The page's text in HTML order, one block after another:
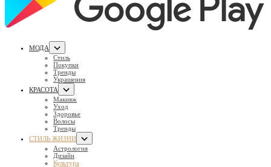
МОДА
Стиль
Покупки
Тренды
Украшения
КРАСОТА
Макияж
Уход
Здоровье
Волосы
Тренды
СТИЛЬ ЖИЗНИ
Астрология
Дизайн
Культура